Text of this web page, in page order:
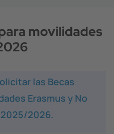
movilidades
las Becas
Erasmus y No
2025/2026.